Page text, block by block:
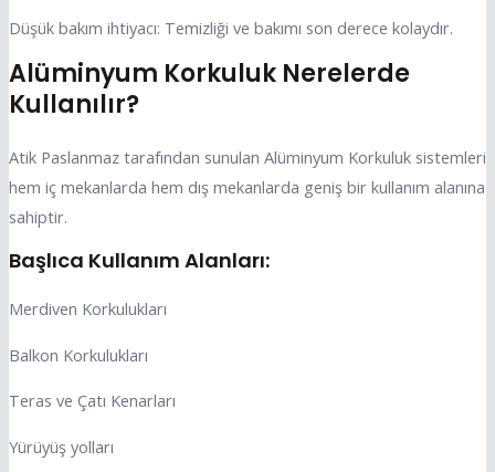
Düşük bakım ihtiyacı: Temizliği ve bakımı son derece kolaydır.
Alüminyum Korkuluk Nerelerde
Kullanılır?
Atik Paslanmaz tarafından sunulan Alüminyum Korkuluk sistemleri
hem iç mekanlarda hem dış mekanlarda geniş bir kullanım alanına
sahiptir.
Başlıca Kullanım Alanları:
Merdiven Korkulukları
Balkon Korkulukları
Teras ve Çatı Kenarları
Yürüyüş yolları